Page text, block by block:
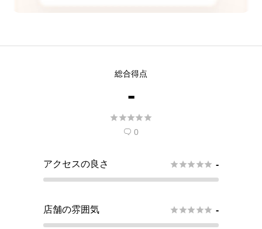
トする
人 がこの店舗での査定受付開始を希
望しています。
総合得点
-

 0
アクセスの良さ  -
店舗の雰囲気  -